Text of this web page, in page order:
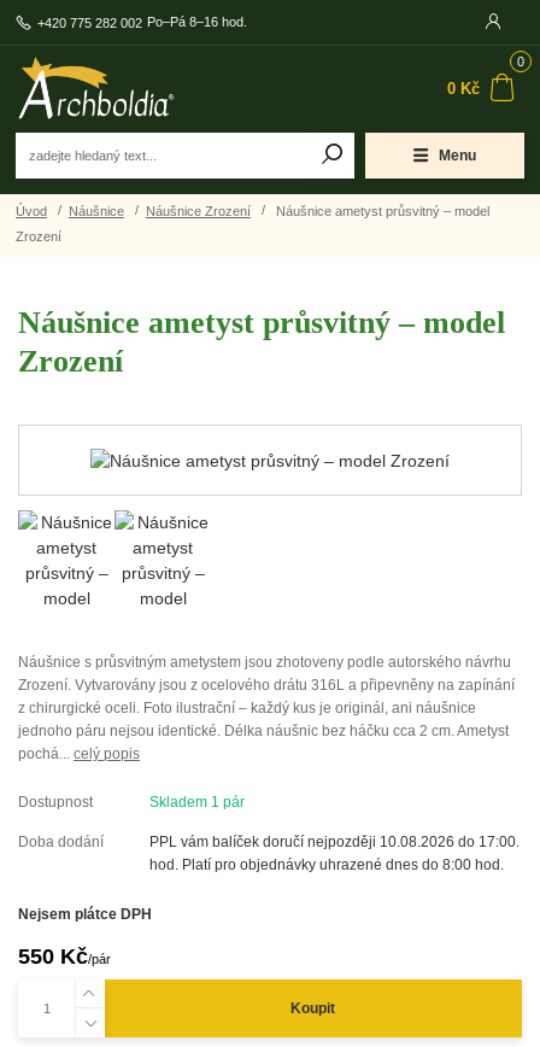
Menu
+420 775 282 002 Po–Pá 8–16 hod.
0
0 Kč
Úvod Náušnice Náušnice Zrození
Náušnice ametyst průsvitný – model
Zrození
Náušnice ametyst průsvitný – model
Zrození
Náušnice s průsvitným ametystem jsou zhotoveny podle autorského návrhu
Zrození. Vytvarovány jsou z ocelového drátu 316L a připevněny na zapínání
z chirurgické oceli. Foto ilustrační – každý kus je originál, ani náušnice
jednoho páru nejsou identické. Délka náušnic bez háčku cca 2 cm. Ametyst
pochá... celý popis
Dostupnost Skladem 1 pár
Doba dodání
PPL vám balíček doručí nejpozději 10.08.2026 do 17:00.
hod. Platí pro objednávky uhrazené dnes do 8:00 hod.
Nejsem plátce DPH
550 Kč/pár
Koupit